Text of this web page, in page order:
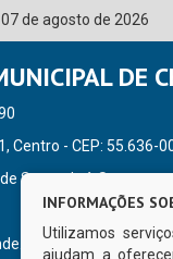
07 de agosto de 2026
DE
Centro - CEP: 55.636-
Segunda à Sexta, a
INFORMAÇÕES
Utilizamos
ajudam a